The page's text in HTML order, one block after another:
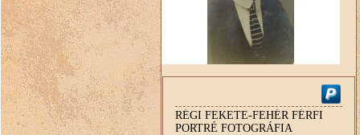
RÉGI FEKETE-FEHÉR FÉRFI
PORTRÉ FOTOGRÁFIA